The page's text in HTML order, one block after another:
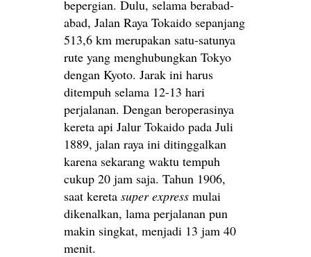
bepergian. Dulu, selama berabad-
abad, Jalan Raya Tokaido sepanjang
513,6 km merupakan satu-satunya
rute yang menghubungkan Tokyo
dengan Kyoto. Jarak ini harus
ditempuh selama 12-13 hari
perjalanan. Dengan beroperasinya
kereta api Jalur Tokaido pada Juli
1889, jalan raya ini ditinggalkan
karena sekarang waktu tempuh
cukup 20 jam saja. Tahun 1906,
saat kereta super express mulai
dikenalkan, lama perjalanan pun
makin singkat, menjadi 13 jam 40
menit.